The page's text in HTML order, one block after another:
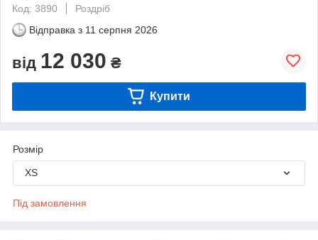
Код: 3890
Роздріб
Відправка з 11 серпня 2026
від 12 030 ₴
Купити
Розмір
XS
Під замовлення